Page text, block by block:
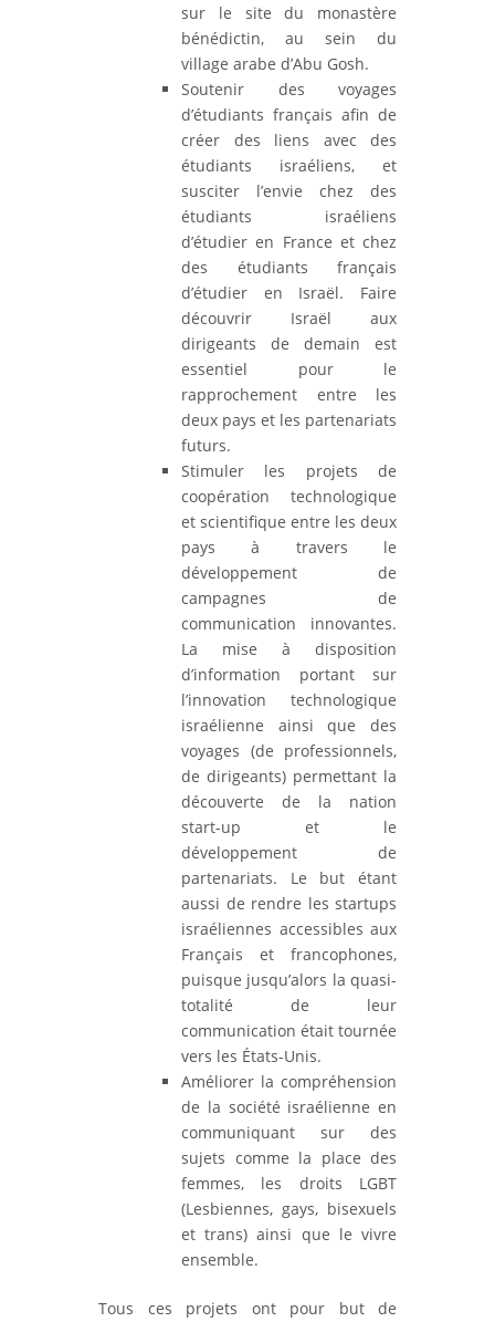
sur le site du monastère
bénédictin, au sein du
village arabe d’Abu Gosh.
Soutenir des voyages
d’étudiants français afin de
créer des liens avec des
étudiants israéliens, et
susciter l’envie chez des
étudiants israéliens
d’étudier en France et chez
des étudiants français
d’étudier en Israël. Faire
découvrir Israël aux
dirigeants de demain est
essentiel pour le
rapprochement entre les
deux pays et les partenariats
futurs.
Stimuler les projets de
coopération technologique
et scientifique entre les deux
pays à travers le
développement de
campagnes de
communication innovantes.
La mise à disposition
d’information portant sur
l’innovation technologique
israélienne ainsi que des
voyages (de professionnels,
de dirigeants) permettant la
découverte de la nation
start-up et le
développement de
partenariats. Le but étant
aussi de rendre les startups
israéliennes accessibles aux
Français et francophones,
puisque jusqu’alors la quasi-
totalité de leur
communication était tournée
vers les États-Unis.
Améliorer la compréhension
de la société israélienne en
communiquant sur des
sujets comme la place des
femmes, les droits LGBT
(Lesbiennes, gays, bisexuels
et trans) ainsi que le vivre
ensemble.
Tous ces projets ont pour but de